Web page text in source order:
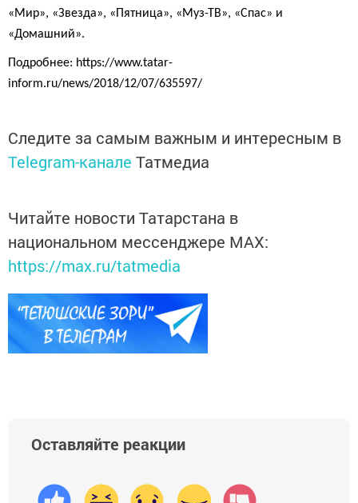
«Мир», «Звезда», «Пятница», «Муз-ТВ», «Спас» и
«Домашний».
Подробнее: https://www.tatar-
inform.ru/news/2018/12/07/635597/
Следите за самым важным и интересным в
Telegram-канале Татмедиа
Читайте новости Татарстана в
национальном мессенджере MАХ:
https://max.ru/tatmedia
Оставляйте реакции